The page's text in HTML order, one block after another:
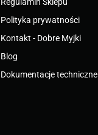
Polityka prywatności
Kontakt - Dobre Myjki
Blog
Dokumentacje techniczne